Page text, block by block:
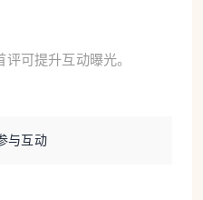
可提升互动曝光。
与互动